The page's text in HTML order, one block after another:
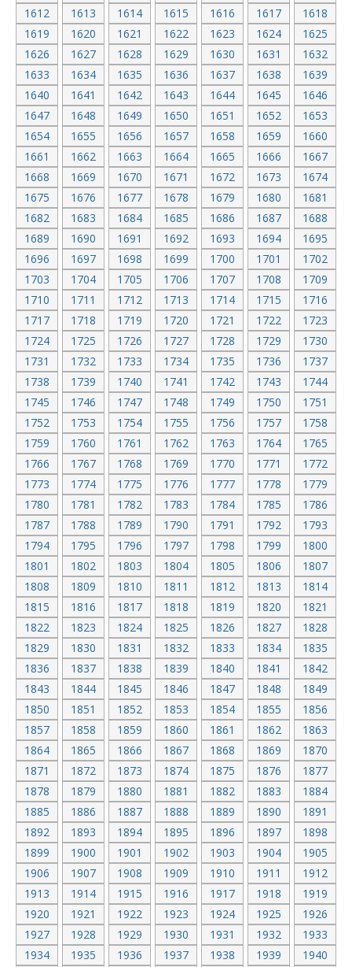
1612
1613 1614 1615 1616 1617
1618
1619
1620 1621 1622 1623 1624
1625
1626
1627 1628 1629 1630 1631
1632
1633
1634 1635 1636 1637 1638
1639
1640
1641 1642 1643 1644 1645
1646
1647
1648 1649 1650 1651 1652
1653
1654
1655 1656 1657 1658 1659
1660
1661
1662 1663 1664 1665 1666
1667
1668
1669 1670 1671 1672 1673
1674
1675
1676 1677 1678 1679 1680
1681
1682
1683 1684 1685 1686 1687
1688
1689
1690 1691 1692 1693 1694
1695
1696
1697 1698 1699 1700 1701
1702
1703
1704 1705 1706 1707 1708
1709
1710
1711 1712 1713 1714 1715
1716
1717
1718 1719 1720 1721 1722
1723
1724
1725 1726 1727 1728 1729
1730
1731
1732 1733 1734 1735 1736
1737
1738
1739 1740 1741 1742 1743
1744
1745
1746 1747 1748 1749 1750
1751
1752
1753 1754 1755 1756 1757
1758
1759
1760 1761 1762 1763 1764
1765
1766
1767 1768 1769 1770 1771
1772
1773
1774 1775 1776 1777 1778
1779
1780
1781 1782 1783 1784 1785
1786
1787
1788 1789 1790 1791 1792
1793
1794
1795 1796 1797 1798 1799
1800
1801
1802 1803 1804 1805 1806
1807
1808
1809 1810 1811 1812 1813
1814
1815
1816 1817 1818 1819 1820
1821
1822
1823 1824 1825 1826 1827
1828
1829
1830 1831 1832 1833 1834
1835
1836
1837 1838 1839 1840 1841
1842
1843
1844 1845 1846 1847 1848
1849
1850
1851 1852 1853 1854 1855
1856
1857
1858 1859 1860 1861 1862
1863
1864
1865 1866 1867 1868 1869
1870
1871
1872 1873 1874 1875 1876
1877
1878
1879 1880 1881 1882 1883
1884
1885
1886 1887 1888 1889 1890
1891
1892
1893 1894 1895 1896 1897
1898
1899
1900 1901 1902 1903 1904
1905
1906
1907 1908 1909 1910 1911
1912
1913
1914 1915 1916 1917 1918
1919
1920
1921 1922 1923 1924 1925
1926
1927
1928 1929 1930 1931 1932
1933
1934
1935 1936 1937 1938 1939
1940